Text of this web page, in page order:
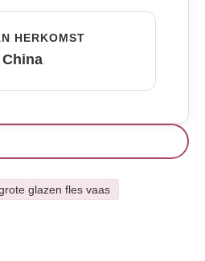
HERKOMST
glazen fles vaas